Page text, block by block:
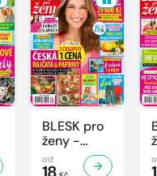
BLESK pro
ženy -
30/2026
od
18